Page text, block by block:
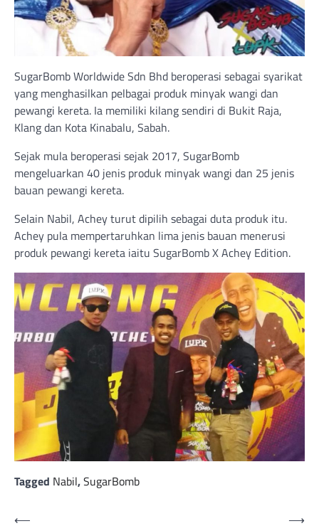
SugarBomb Worldwide Sdn Bhd beroperasi sebagai syarikat
yang menghasilkan pelbagai produk minyak wangi dan
pewangi kereta. Ia memiliki kilang sendiri di Bukit Raja,
Klang dan Kota Kinabalu, Sabah.
Sejak mula beroperasi sejak 2017, SugarBomb
mengeluarkan 40 jenis produk minyak wangi dan 25 jenis
bauan pewangi kereta.
Selain Nabil, Achey turut dipilih sebagai duta produk itu.
Achey pula mempertaruhkan lima jenis bauan menerusi
produk pewangi kereta iaitu SugarBomb X Achey Edition.
Tagged Nabil,SugarBomb
Post
⟵
⟶